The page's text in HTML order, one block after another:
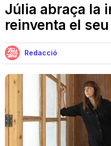
Cinema i
Júlia abraça la
reinventa el
Redacció